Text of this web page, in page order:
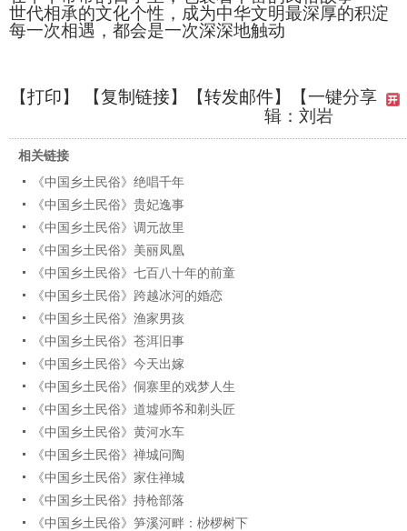
世代相承的文化个性，成为中华文明最深厚的积淀
每一次相遇，都会是一次深深地触动
【打印】 【复制链接】【转发邮件】
【一键分享
辑：刘岩
相关链接
《中国乡土民俗》绝唱千年
《中国乡土民俗》贵妃逸事
《中国乡土民俗》调元故里
《中国乡土民俗》美丽凤凰
《中国乡土民俗》七百八十年的前童
《中国乡土民俗》跨越冰河的婚恋
《中国乡土民俗》渔家男孩
《中国乡土民俗》苍洱旧事
《中国乡土民俗》今天出嫁
《中国乡土民俗》侗寨里的戏梦人生
《中国乡土民俗》道墟师爷和剃头匠
《中国乡土民俗》黄河水车
《中国乡土民俗》禅城问陶
《中国乡土民俗》家住禅城
《中国乡土民俗》持枪部落
《中国乡土民俗》笋溪河畔：桫椤树下